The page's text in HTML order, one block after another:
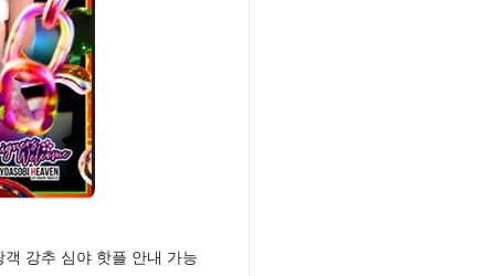
강추 심야 핫플 안내 가능